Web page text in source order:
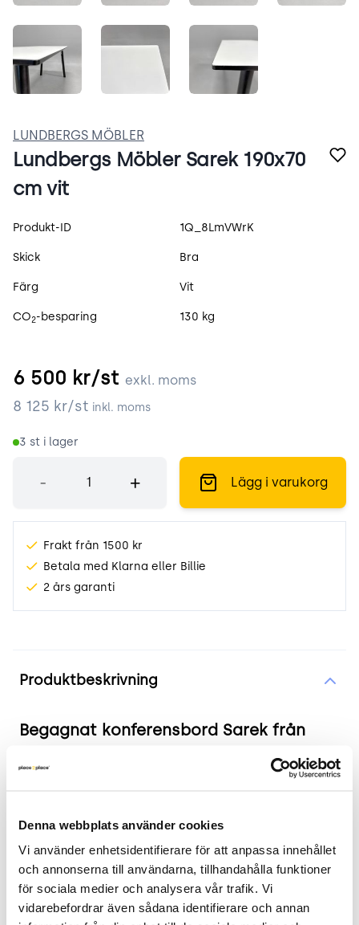
Denna webbplats använder cookies
Vi använder enhetsidentifierare för att anpassa innehållet
och annonserna till användarna, tillhandahålla funktioner
för sociala medier och analysera vår trafik. Vi
vidarebefordrar även sådana identifierare och annan
pmB83paoVPF8.jpeg5MUSW3wciYfj.jpegrEeNxVgGotGW.jpeg
LUNDBERGS MÖBLER
Lundbergs Möbler Sarek 190x70
cm vit
Produktspecifikation
Produkt-ID 1Q_8LmVWrK
Skick Bra
Färg Vit
CO2-besparing 130 kg
6 500 kr/st exkl. moms
8 125 kr/st inkl. moms
3 st i lager
- + Lägg i varukorg
Frakt från 1500 kr
Betala med Klarna eller Billie
2 års garanti
Produktbeskrivning
Begagnat konferensbord Sarek från
Färg och material: Vit bordsskiva med svart
kant, svarta ben
Mått: Bredd 190 cm, Djup 70 cm, Höjd 73 cm
Skick: 3/5 Märken på bordskanten, se bild
2 års garanti